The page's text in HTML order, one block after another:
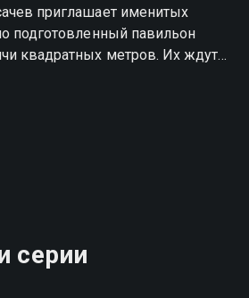
приглашает именитых
подготовленный павильон
квадратных метров. Их ждут
битвы в Колизее, купание в
сезон сериала КликКлак шоу
бесплатно в хорошем HD
серии